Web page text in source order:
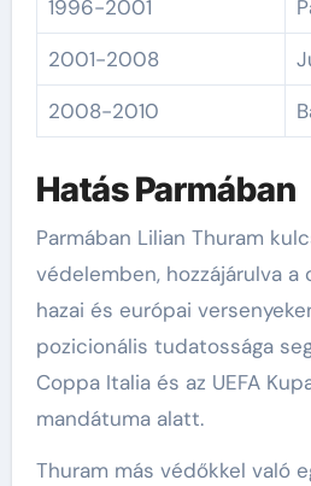
1996-2001
2001-2008
2008-2010
Hatás Parmában
Parmában Lilian Thuram
védelemben, hozzájárulva a
hazai és európai
pozicionális tudatossága
Coppa Italia és az UEFA
mandátuma alatt.
Thuram más védőkkel való